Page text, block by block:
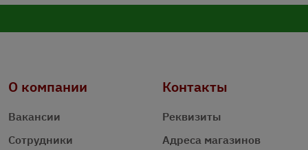
О компании
Вакансии
Сотрудники
Контакты
Реквизиты
Адреса магазинов